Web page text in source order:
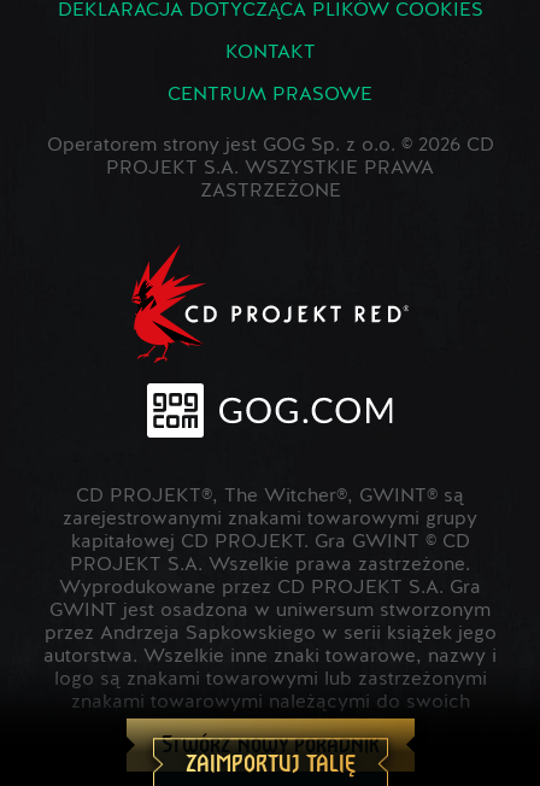
Stwórz nowy poradnik
ZAIMPORTUJ TALIĘ
DEKLARACJA DOTYCZĄCA PLIKÓW COOKIES
KONTAKT
CENTRUM PRASOWE
Operatorem strony jest GOG Sp. z o.o. © 2026 CD
PROJEKT S.A. WSZYSTKIE PRAWA
ZASTRZEŻONE
CD PROJEKT®, The Witcher®, GWINT® są
zarejestrowanymi znakami towarowymi grupy
kapitałowej CD PROJEKT. Gra GWINT © CD
PROJEKT S.A. Wszelkie prawa zastrzeżone.
Wyprodukowane przez CD PROJEKT S.A. Gra
GWINT jest osadzona w uniwersum stworzonym
przez Andrzeja Sapkowskiego w serii książek jego
autorstwa. Wszelkie inne znaki towarowe, nazwy i
logo są znakami towarowymi lub zastrzeżonymi
znakami towarowymi należącymi do swoich
prawowitych właścicieli.